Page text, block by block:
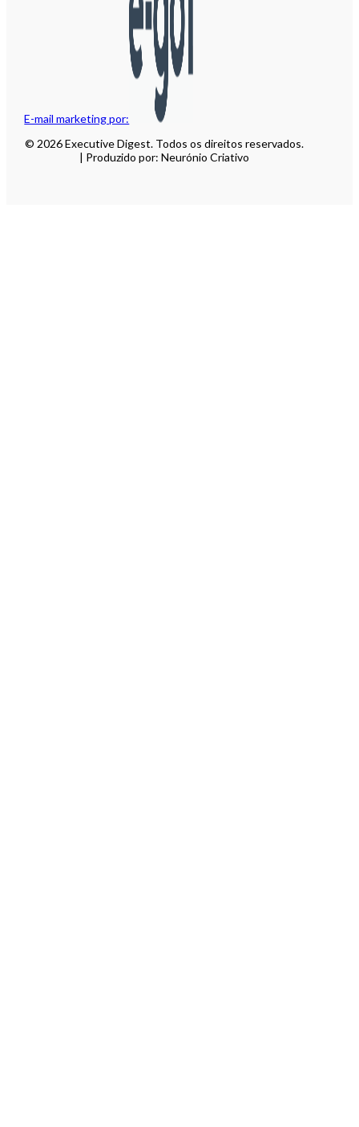
E-mail marketing por:
© 2026 Executive Digest. Todos os direitos reservados.
| Produzido por: Neurónio Criativo